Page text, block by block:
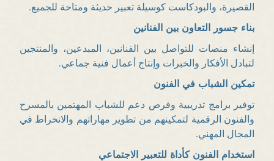
القصيرة، والبودكاست كوسيلة تعبير حديثة ومتاحة للجميع.
بناء جسور التعاون بين الفنانين
إنشاء منصات للتواصل بين الفنانين، المبدعين، والمنتجين
لتبادل الأفكار والخبرات وإنتاج أعمال فنية جماعي.
تمكين الشباب في الفنون
توفير برامج تدريبية وفرص دعم للشباب المهتمين بالمسرح
والفنون الرقمية لتمكينهم من تطوير مهاراتهم والانخراط في
المجال المهني.
استخدام الفنون كأداة للتعبير الاجتماعي